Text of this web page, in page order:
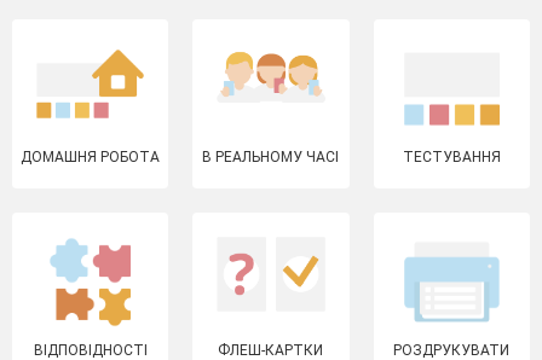
ДОМАШНЯ РОБОТА В РЕАЛЬНОМУ ЧАСІ ТЕСТУВАННЯ
ВІДПОВІДНОСТІ ФЛЕШ-КАРТКИ РОЗДРУКУВАТИ